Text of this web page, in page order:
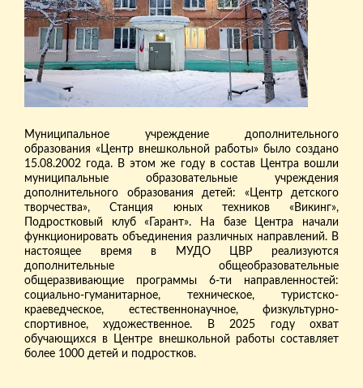
Муниципальное учреждение дополнительного
образования «Центр внешкольной работы» было создано
15.08.2002 года. В этом же году в состав Центра вошли
муниципальные образовательные учреждения
дополнительного образования детей: «Центр детского
творчества», Станция юных техников «Викинг»,
Подростковый клуб «Гарант». На базе Центра начали
функционировать объединения различных направлений. В
настоящее время в МУДО ЦВР реализуются
дополнительные общеобразовательные
общеразвивающие программы 6-ти направленностей:
социально-гуманитарное, техническое, туристско-
краеведческое, естественнонаучное, физкультурно-
спортивное, художественное. В 2025 году охват
обучающихся в Центре внешкольной работы составляет
более 1000 детей и подростков.